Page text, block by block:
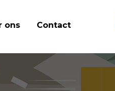
ons Contact